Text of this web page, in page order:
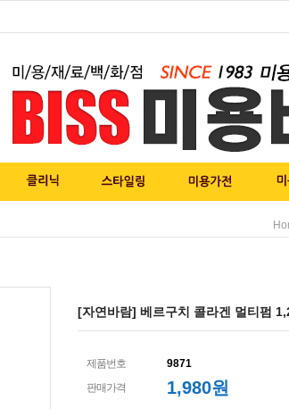
[자연바람] 베르구치 콜라겐 멀티펌
제품번호
9871
판매가격
1,980원